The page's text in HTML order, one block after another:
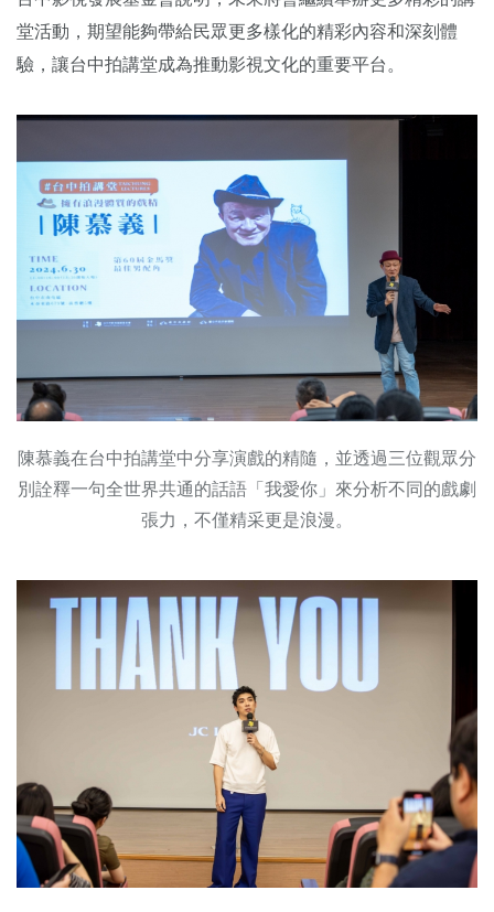
堂活動，期望能夠帶給民眾更多樣化的精彩內容和深刻體
驗，讓台中拍講堂成為推動影視文化的重要平台。
陳慕義在台中拍講堂中分享演戲的精隨，並透過三位觀眾分
別詮釋一句全世界共通的話語「我愛你」來分析不同的戲劇
張力，不僅精采更是浪漫。